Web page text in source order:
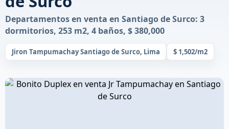
Departamentos en venta en Santiago de Surco: 3
dormitorios, 253 m2, 4 baños, $ 380,000
Jiron Tampumachay Santiago de Surco, Lima $ 1,502/m2